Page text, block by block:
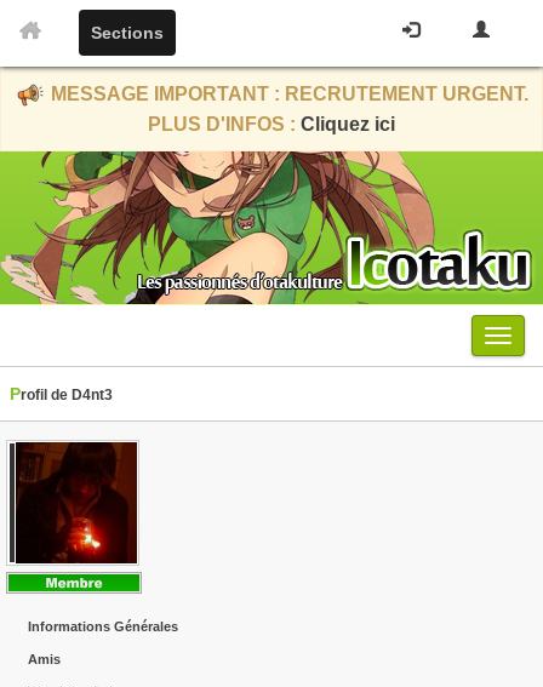
Sections
MESSAGE IMPORTANT : RECRUTEMENT URGENT.
PLUS D'INFOS : Cliquez ici
Menu
Profil de D4nt3
Informations Générales
Amis